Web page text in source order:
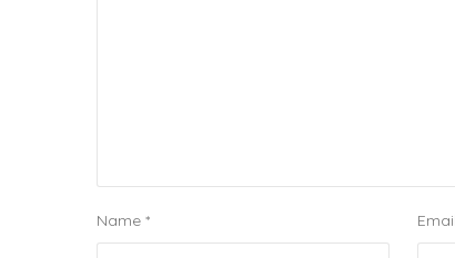
Name * Email